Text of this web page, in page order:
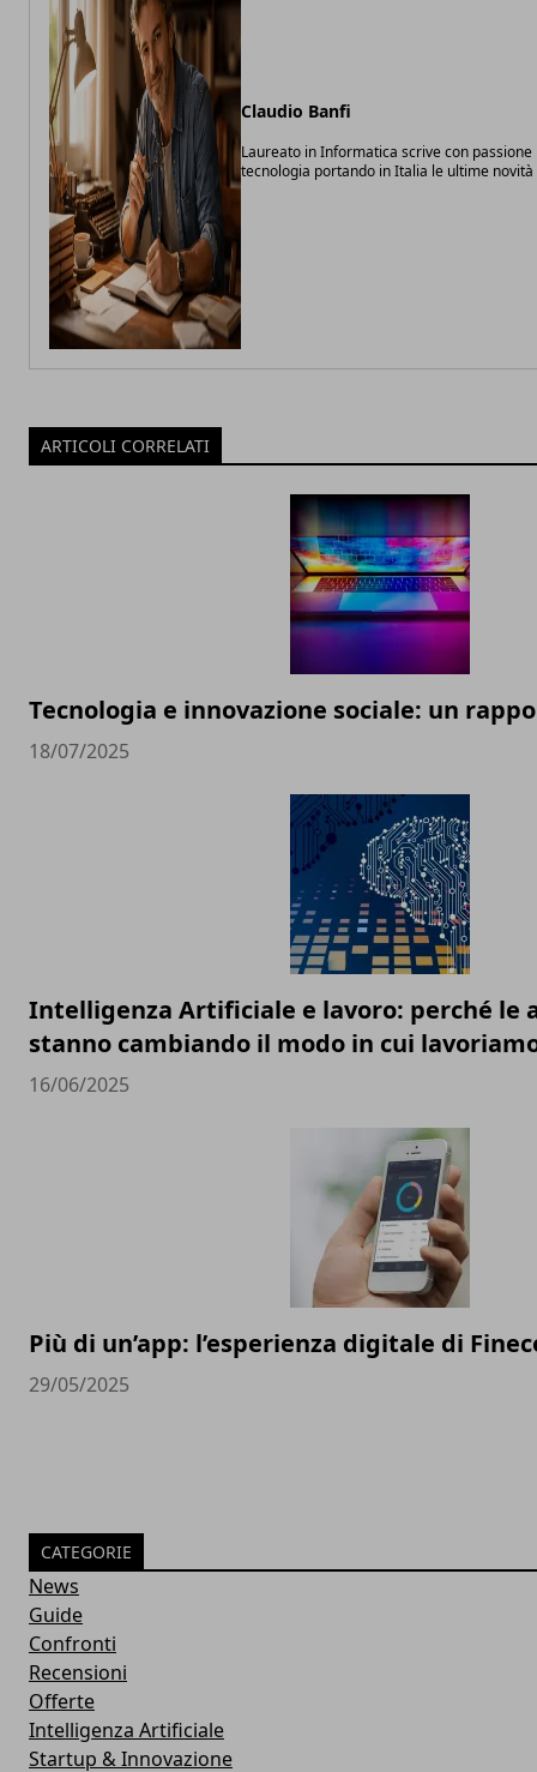
Claudio Banfi
Laureato in Informatica scrive con
tecnologia portando in Italia le ultime novità
ARTICOLI CORRELATI
Tecnologia e innovazione sociale: un
18/07/2025
Intelligenza Artificiale e lavoro: perché le
stanno cambiando il modo in cui
16/06/2025
Più di un’app: l’esperienza digitale di
29/05/2025
CATEGORIE
News
Guide
Confronti
Recensioni
Offerte
Intelligenza Artificiale
Startup & Innovazione